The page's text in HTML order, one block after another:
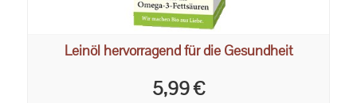
Leinöl hervorragend für die Gesundheit
5,99 €